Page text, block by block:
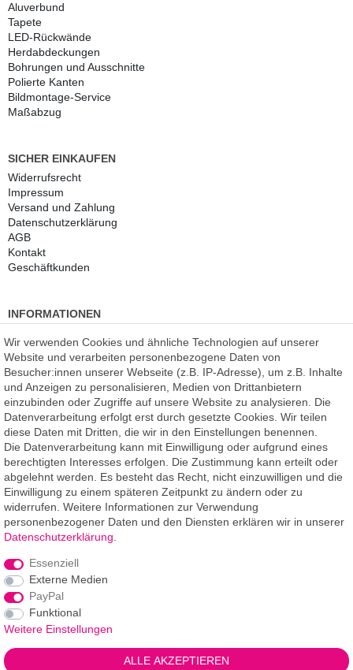
Aluverbund
Tapete
LED-Rückwände
Herdabdeckungen
Bohrungen und Ausschnitte
Polierte Kanten
Bildmontage-Service
Maßabzug
SICHER EINKAUFEN
Widerrufs­recht
Impressum
Versand und Zahlung
Daten­schutz­erklärung
AGB
Kontakt
Geschäftkunden
INFORMATIONEN
Kauf auf Rechnung
Datenschutz
Kostenlose Beratung
SSL Verschlüsselung
Händlerbund-Mitglied
ROOMPIXXeine Marke der
F.A.R.B. Digitaldruck GmbH
Chemnitzer Straße 12a
09235 Burkhardtsdorf
Telefon: 03721-263 994-2
Telefon: 03721-329 259-8
Telefax: 03721-263 994-3
E-Mail: info@roompixx.com
*** Angaben Lieferzeiten gelten für Lieferungen innerhalb
Wir verwenden Cookies und ähnliche Technologien auf unserer
Website und verarbeiten personenbezogene Daten von
Besucher:innen unserer Webseite (z.B. IP-Adresse), um z.B. Inhalte
und Anzeigen zu personalisieren, Medien von Drittanbietern
einzubinden oder Zugriffe auf unsere Website zu analysieren. Die
Datenverarbeitung erfolgt erst durch gesetzte Cookies. Wir teilen
diese Daten mit Dritten, die wir in den Einstellungen benennen.
Die Datenverarbeitung kann mit Einwilligung oder aufgrund eines
berechtigten Interesses erfolgen. Die Zustimmung kann erteilt oder
abgelehnt werden. Es besteht das Recht, nicht einzuwilligen und die
Einwilligung zu einem späteren Zeitpunkt zu ändern oder zu
widerrufen. Weitere Informationen zur Verwendung
personenbezogener Daten und den Diensten erklären wir in unserer
Daten­schutz­erklärung
Essenziell
Externe Medien
PayPal
Funktional
Weitere Einstellungen
ALLE AKZEPTIEREN